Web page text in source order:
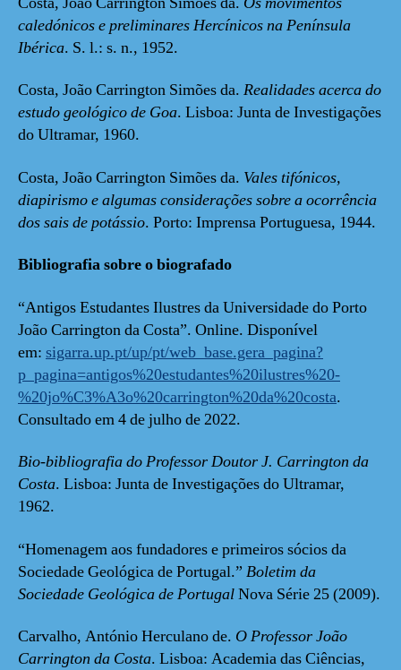
caledónicos e preliminares Hercínicos na Península
Ibérica. S. l.: s. n., 1952.
Costa, João Carrington Simões da. Realidades acerca do
estudo geológico de Goa. Lisboa: Junta de Investigações
do Ultramar, 1960.
Costa, João Carrington Simões da. Vales tifónicos,
diapirismo e algumas considerações sobre a ocorrência
dos sais de potássio. Porto: Imprensa Portuguesa, 1944.
Bibliografia sobre o biografado
“Antigos Estudantes Ilustres da Universidade do Porto
João Carrington da Costa”. Online. Disponível
em: sigarra.up.pt/up/pt/web_base.gera_pagina?
p_pagina=antigos%20estudantes%20ilustres%20-
%20jo%C3%A3o%20carrington%20da%20costa.
Consultado em 4 de julho de 2022.
Bio-bibliografia do Professor Doutor J. Carrington da
Costa. Lisboa: Junta de Investigações do Ultramar,
1962.
“Homenagem aos fundadores e primeiros sócios da
Sociedade Geológica de Portugal.” Boletim da
Sociedade Geológica de PortugalNova Série 25 (2009).
Carvalho, António Herculano de. O Professor João
Carrington da Costa. Lisboa: Academia das Ciências,